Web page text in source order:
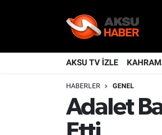
AKSU TV İZLE
HABERLER GENEL
Adalet
KAHRAMANMARAŞ
Nöbetçi Eczaneler
Hava Durumu
Kahramanmaraş Namaz Vakitleri
Trafik Durumu